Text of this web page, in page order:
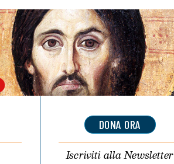
DONA ORA
Iscriviti allaNewsletter